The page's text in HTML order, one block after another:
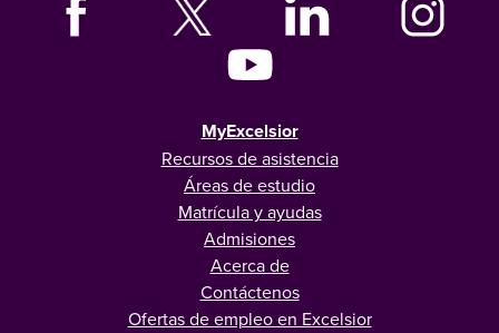
MyExcelsior
Recursos de asistencia
Áreas de estudio
Matrícula y ayudas
Admisiones
Acerca de
Contáctenos
Ofertas de empleo en Excelsior